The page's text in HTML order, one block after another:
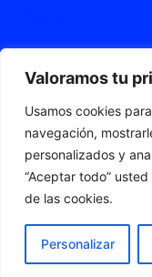
Valoramos tu
Usamos cookies
navegación,
personalizados y
“Aceptar todo”
de las cookies.
Personalizar
Declaración de
Mapa web
© 2026 Fleximat